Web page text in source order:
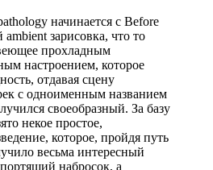
начинается с Before
зарисовка, что то
прохладным
настроением, которое
отдавая сцену
с одноименным названием
своеобразный. За базу
некое простое,
которое, пройдя путь
весьма интересный
набросок, а